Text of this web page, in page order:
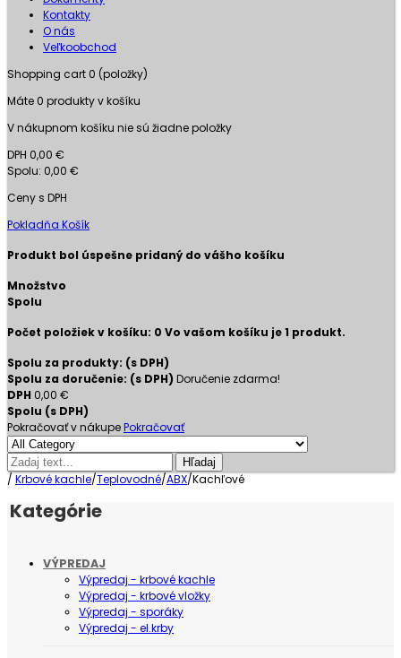
Kontakty
O nás
Veľkoobchod
Shopping cart0 (položky)
Máte0 produkty v košíku
V nákupnom košíku nie sú žiadne položky
DPH 0,00 €
Spolu: 0,00 €
Ceny s DPH
Pokladňa Košík
Produkt bol úspešne pridaný do vášho košíku
Množstvo
Spolu
Počet položiek v košíku: 0 Vo vašom košíku je 1 produkt.
Spolu za produkty: (s DPH)
Spolu za doručenie: (s DPH) Doručenie zdarma!
DPH 0,00 €
Spolu (s DPH)
Pokračovať v nákupePokračovať
Hľadaj
/ Krbové kachle/Teplovodné/ABX/Kachľové
Kategórie
VÝPREDAJ
Výpredaj - krbové kachle
Výpredaj - krbové vložky
Výpredaj - sporáky
Výpredaj - el.krby